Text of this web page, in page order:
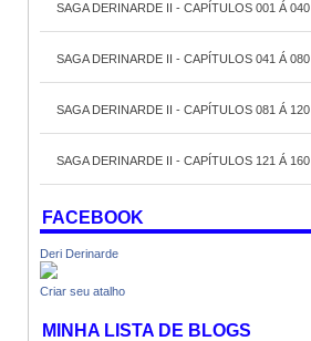
SAGA DERINARDE II - CAPÍTULOS 001 Á 040
SAGA DERINARDE II - CAPÍTULOS 041 Á 080
SAGA DERINARDE II - CAPÍTULOS 081 Á 120
SAGA DERINARDE II - CAPÍTULOS 121 Á 160
FACEBOOK
Deri Derinarde
Criar seu atalho
MINHA LISTA DE BLOGS